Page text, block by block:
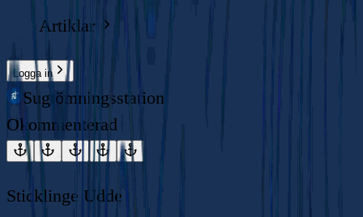
Artiklar
Logga in
Sugtömningsstation
Okommenterad
Sticklinge Udde